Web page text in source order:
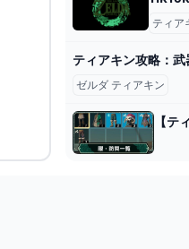
ティア
ゼルダ ティアキン